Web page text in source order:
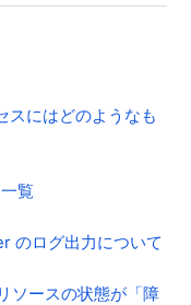
にはどのようなも
覧
のログ出力について
ソースの状態が「障